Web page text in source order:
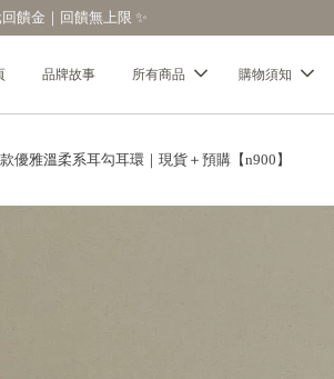
品牌故事 所有商品 購物須知
優雅溫柔系耳勾耳環｜現貨＋預購【n900】